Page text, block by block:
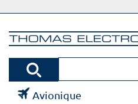
Avionique